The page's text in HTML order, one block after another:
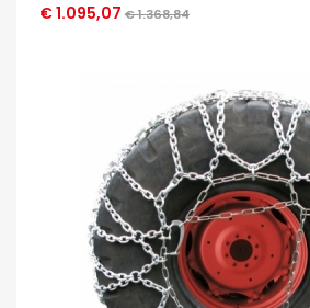
€ 1.095,07 € 1.368,84
OCCHIATA VELOCE